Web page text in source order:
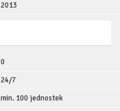
2013
0
24/7
min. 100 jednostek